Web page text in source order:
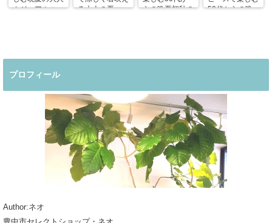
カジュアルコー
る大人の夏コー
らの晩夏初秋の
50代からの晩
プロフィール
Author:ネオ